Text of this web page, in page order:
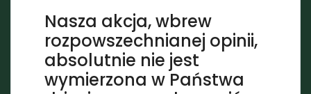
Nasza akcja, wbrew
rozpowszechnianej opinii,
absolutnie nie jest
wymierzona w Państwa